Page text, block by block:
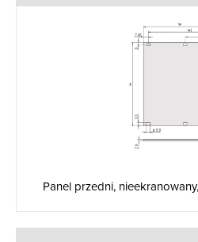
Panel przedni,